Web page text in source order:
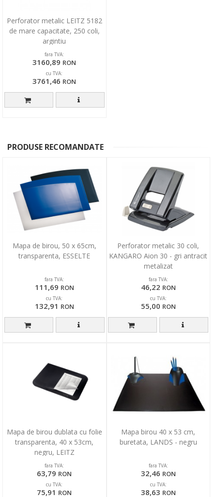
Perforator metalic LEITZ 5182
de mare capacitate, 250 coli,
argintiu
fara TVA:
3160,89 RON
cu TVA:
3761,46 RON
PRODUSE RECOMANDATE
Mapa de birou, 50 x 65cm,
transparenta, ESSELTE
fara TVA:
111,69 RON
cu TVA:
132,91 RON
Perforator metalic 30 coli,
KANGARO Aion 30 - gri antracit
metalizat
fara TVA:
46,22 RON
cu TVA:
55,00 RON
Mapa de birou dublata cu folie
transparenta, 40 x 53cm,
negru, LEITZ
fara TVA:
63,79 RON
cu TVA:
75,91 RON
Mapa birou 40 x 53 cm,
buretata, LANDS - negru
fara TVA:
32,46 RON
cu TVA:
38,63 RON